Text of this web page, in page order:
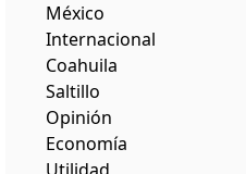
México
Internacional
Coahuila
Saltillo
Opinión
Economía